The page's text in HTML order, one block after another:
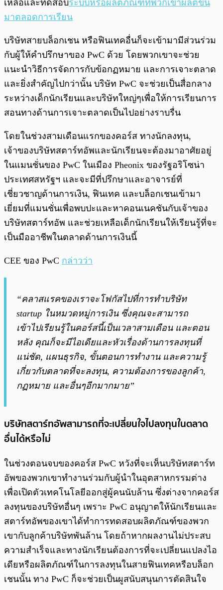
เหลือและทดสอบระบบหรือผลิตภัณฑ์ที่พวกเขาผลิตขึ้น
มาตลอดการเรียน
บริษัทสายบล็อกเชน หรือฟินเทคอื่นก็จะเข้ามามีส่วนร่วม
กับผู้ให้คำปรึกษาของ PwC ด้วย โดยพวกเขาจะช่วย
แนะนำวิธีการจัดการกับข้อกฏหมาย และการเจาะตลาด
และยิ่งสำคัญไปกว่านั้น บริษัท PwC จะช่วยเป็นสื่อกลาง
ระหว่างเด็กนักเรียนและบริษัทใหญ่ๆเพื่อให้การเรียนการ
สอนทางด้านการเจาะตลาดเป็นไปอย่างราบรื่น
โดยในช่วงสามเดือนแรกของคอร์ส ทางนักลงทุน,
เจ้าของบริษัทสตาร์ทอัพและนักเรียนจะต้องมาอาศัยอยู่
ในแมนชั่นของ PwC ในเมือง Pheonix ของรัฐอริโซน่า
ประเทศสหรัฐฯ และจะมีที่ปรึกษาและอาจารย์ที่
เชี่ยวชาญด้านการเงิน, ฟินเทค และบล็อกเชนเข้ามา
เยี่ยมที่แมนชั่นเพื่อพบปะและหาคอนเนคชันกับเจ้าของ
บริษัทสตาร์ทอัพ และช่วยเหลือเด็กนักเรียนให้เรียนรู้ที่จะ
เป็นมืออาชีพในตลาดด้านการเงินนี้
CEE ของ PwC กล่าวว่า
“คลาสแรคของเราจะโฟกัสไปที่การทำบริษัท
startup ในหมวดหมู่การเงิน ซึ่งคุณจะสามารถ
เข้าไปเรียนรู้ในคอร์สนี้เป็นเวลาสามเดือน และตอน
หลัง คุณก็จะมีไอเดียและหัวเรื่องด้านการลงทุนที่
แน่ชัด, แผนธุรกิจ, ขั้นตอนการทำงาน และความรู้
เกี่ยวกับตลาดที่จะลงทุน, ความต้องการของลูกค้า,
กฏหมาย และอื่นๆอีกมากมาย”
บริษัทสตาร์ทอัพสามารถที่จะเปลี่ยนใจไปลงทุนในตลาด
อื่นได้หรือไม่
ในช่วงตอนจบของคอร์ส PwC หวังที่จะเห็นบริษัทสตาร์ท
อัพของพวกเขาทำงานร่วมกับผู้นำในอุตสาหกรรมต่าง
เพื่อเปิดตัวเทคโนโลยีออกสู่ผู้คนนับล้าน ซึ่งต่างจากคอร์ส
ลงทุนของบริษัทอื่นๆ เพราะ PwC อนุญาตให้นักเรียนและ
สตาร์ทอัพของเขาได้ทำการทดสอบผลิตภัณฑ์ของพวก
เขากับลูกค้าบริษัทพันล้าน โดยถ้าหากผลงานไม่ประสบ
ความสำเร็จและทางนักเรียนต้องการที่จะเปลี่ยนแปลงไอ
เดียหรือผลิตภัณฑ์ในการลงทุนในสายฟินเทคหรือบล็อก
เชนนั้น ทาง PwC ก็จะช่วยเป็นผูสนับสนุนการตัดสินใจ